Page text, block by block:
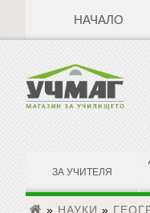
НАЧАЛО
ЗА УЧИТЕЛЯ
» НАУКИ »